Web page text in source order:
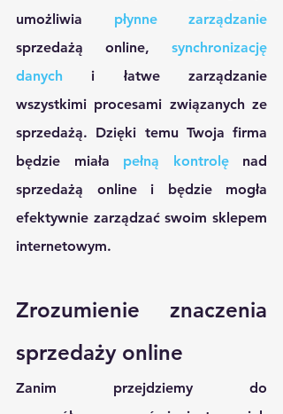
umożliwia płynne zarządzanie
sprzedażą online, synchronizację
danych i łatwe zarządzanie
wszystkimi procesami związanych ze
sprzedażą. Dzięki temu Twoja firma
będzie miała pełną kontrolę nad
sprzedażą online i będzie mogła
efektywnie zarządzać swoim sklepem
internetowym.
Zrozumienie znaczenia
sprzedaży online
Zanim przejdziemy do